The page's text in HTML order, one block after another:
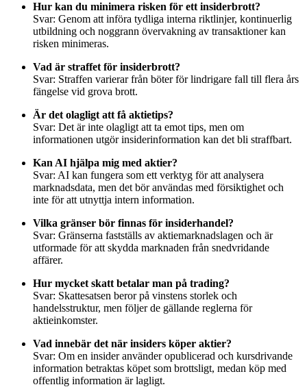
Hur kan du minimera risken för ett insiderbrott?
Svar: Genom att införa tydliga interna riktlinjer, kontinuerlig
utbildning och noggrann övervakning av transaktioner kan
risken minimeras.
Vad är straffet för insiderbrott?
Svar: Straffen varierar från böter för lindrigare fall till flera års
fängelse vid grova brott.
Är det olagligt att få aktietips?
Svar: Det är inte olagligt att ta emot tips, men om
informationen utgör insiderinformation kan det bli straffbart.
Kan AI hjälpa mig med aktier?
Svar: AI kan fungera som ett verktyg för att analysera
marknadsdata, men det bör användas med försiktighet och
inte för att utnyttja intern information.
Vilka gränser bör finnas för insiderhandel?
Svar: Gränserna fastställs av aktiemarknadslagen och är
utformade för att skydda marknaden från snedvridande
affärer.
Hur mycket skatt betalar man på trading?
Svar: Skattesatsen beror på vinstens storlek och
handelsstruktur, men följer de gällande reglerna för
aktieinkomster.
Vad innebär det när insiders köper aktier?
Svar: Om en insider använder opublicerad och kursdrivande
information betraktas köpet som brottsligt, medan köp med
offentlig information är lagligt.